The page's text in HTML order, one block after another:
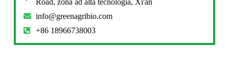
info@greenagribio.com
+86 18966738003